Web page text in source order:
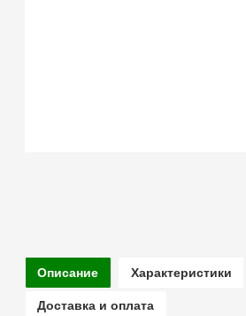
Описание Характеристики
Доставка и оплата